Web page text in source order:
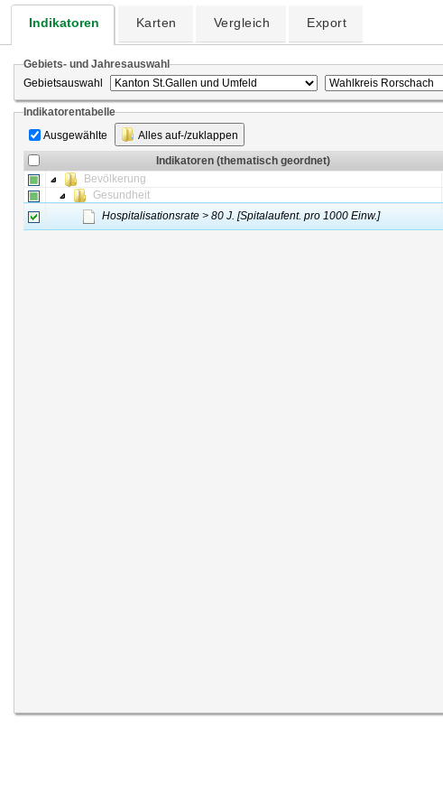
Indikatoren Karten Vergleich Export
Gebiets- und Jahresauswahl
Gebietsauswahl
Indikatorentabelle
Ausgewählte
Alles auf-/zuklappen
Indikatoren (thematisch geordnet)
Bevölkerung
Gesundheit
Hospitalisationsrate > 80 J. [Spitalaufent. pro 1000 Einw.]